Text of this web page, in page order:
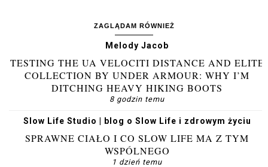
ZAGLĄDAM RÓWNIEŻ
Melody Jacob
TESTING THE UA VELOCITI DISTANCE AND ELITE
COLLECTION BY UNDER ARMOUR: WHY I’M
DITCHING HEAVY HIKING BOOTS
8 godzin temu
Slow Life Studio | blog o Slow Life i zdrowym życiu
SPRAWNE CIAŁO I CO SLOW LIFE MA Z TYM
WSPÓLNEGO
1 dzień temu